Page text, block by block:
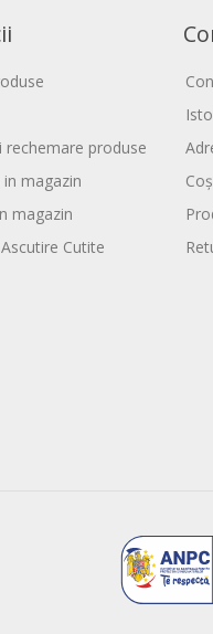
rechemare produse
in magazin
magazin
Cutite
Coș